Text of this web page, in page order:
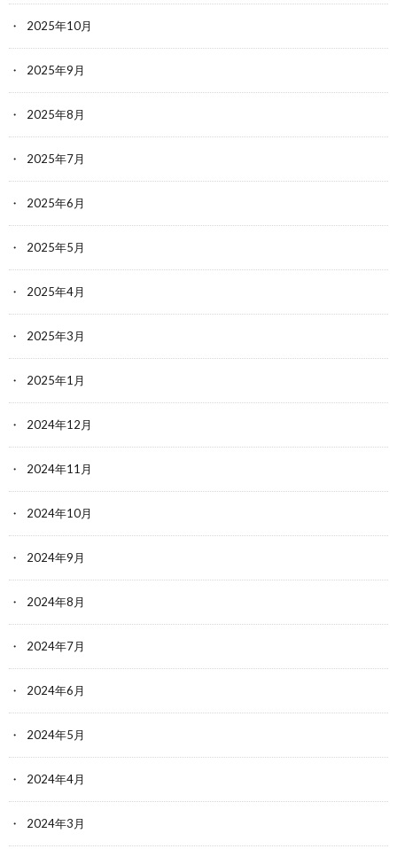
2025年10月
2025年9月
2025年8月
2025年7月
2025年6月
2025年5月
2025年4月
2025年3月
2025年1月
2024年12月
2024年11月
2024年10月
2024年9月
2024年8月
2024年7月
2024年6月
2024年5月
2024年4月
2024年3月